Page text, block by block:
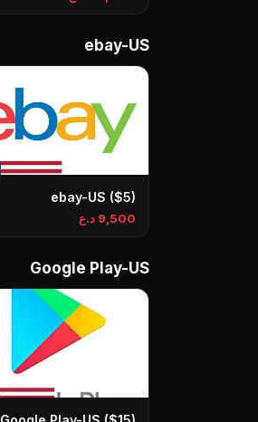
ebay-US
ebay-US ($5)
9,500 د.ع
Google Play-US